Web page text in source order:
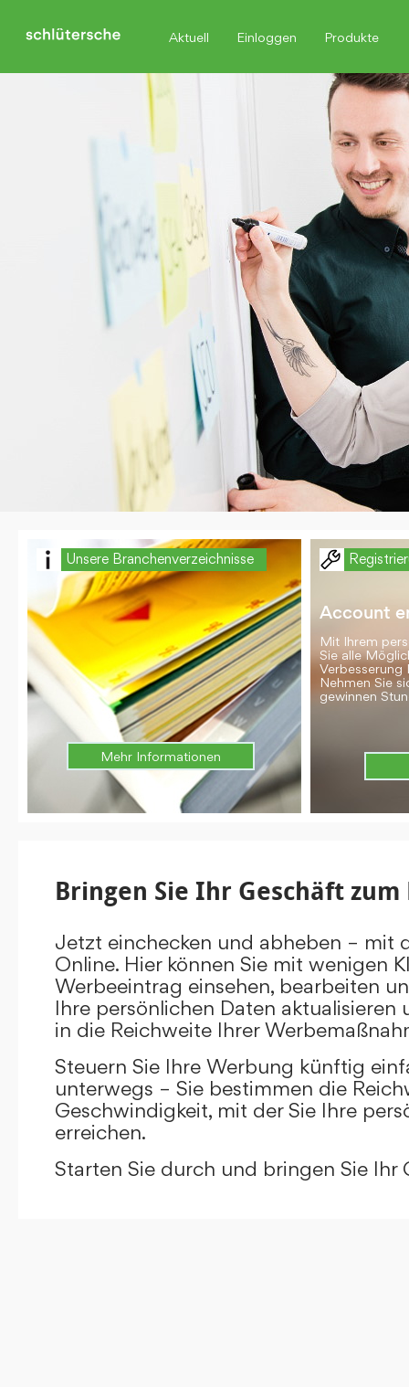
Aktuell Einloggen Produkte
Unsere Branchenverzeichnisse
Mehr Informationen
Account
Mit Ihrem
Sie alle
Verbesserung
Nehmen Sie
gewinnen
Bringen Sie Ihr Geschäft zum
Jetzt einchecken und abheben – mit
Online. Hier können Sie mit wenigen
Werbeeintrag einsehen, bearbeiten
Ihre persönlichen Daten aktualisieren
in die Reichweite Ihrer
Steuern Sie Ihre Werbung künftig
unterwegs – Sie bestimmen die
Geschwindigkeit, mit der Sie Ihre
erreichen.
Starten Sie durch und bringen Sie Ihr